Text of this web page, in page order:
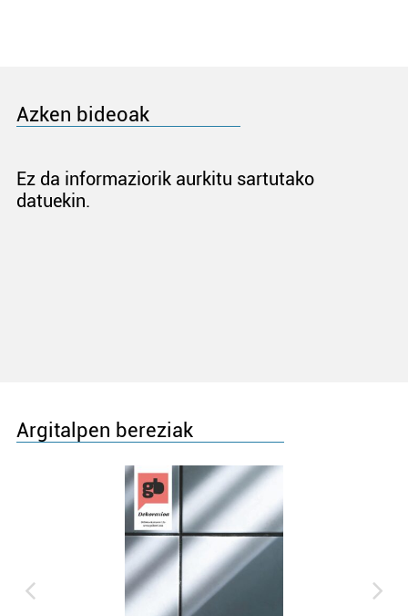
Azken bideoak
Ez da informaziorik aurkitu sartutako
datuekin.
Argitalpen bereziak